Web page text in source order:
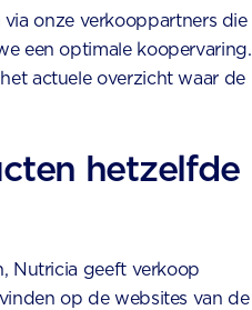
onze verkooppartners die
een optimale koopervaring.
actuele overzicht waar de
hetzelfde
Nutricia geeft verkoop
op de websites van de